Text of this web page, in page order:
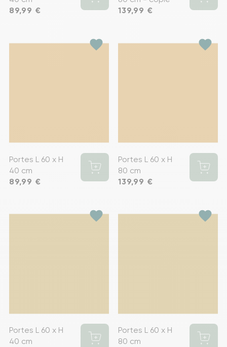
Prix
89,99 € Prix
139,99 €
favorite
Portes L 60 x H
40 cm
Prix
89,99 €
favorite
Portes L 60 x H
80 cm
Prix
139,99 €
favorite
Portes L 60 x H
40 cm
favorite
Portes L 60 x H
80 cm